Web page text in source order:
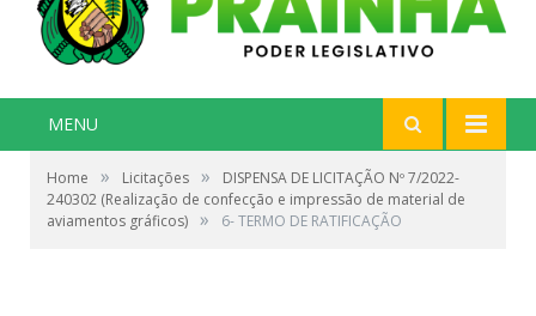
MENU
Home » Licitações »
DISPENSA DE LICITAÇÃO Nº 7/2022-
240302 (Realização de confecção e impressão de material de
aviamentos gráficos) » 6- TERMO DE RATIFICAÇÃO